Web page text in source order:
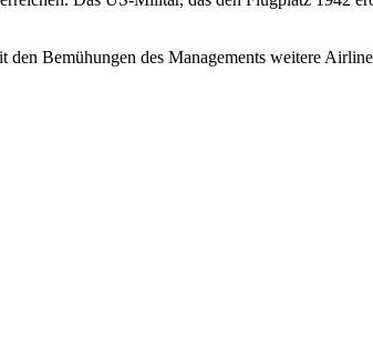
Bemühungen des Managements weitere